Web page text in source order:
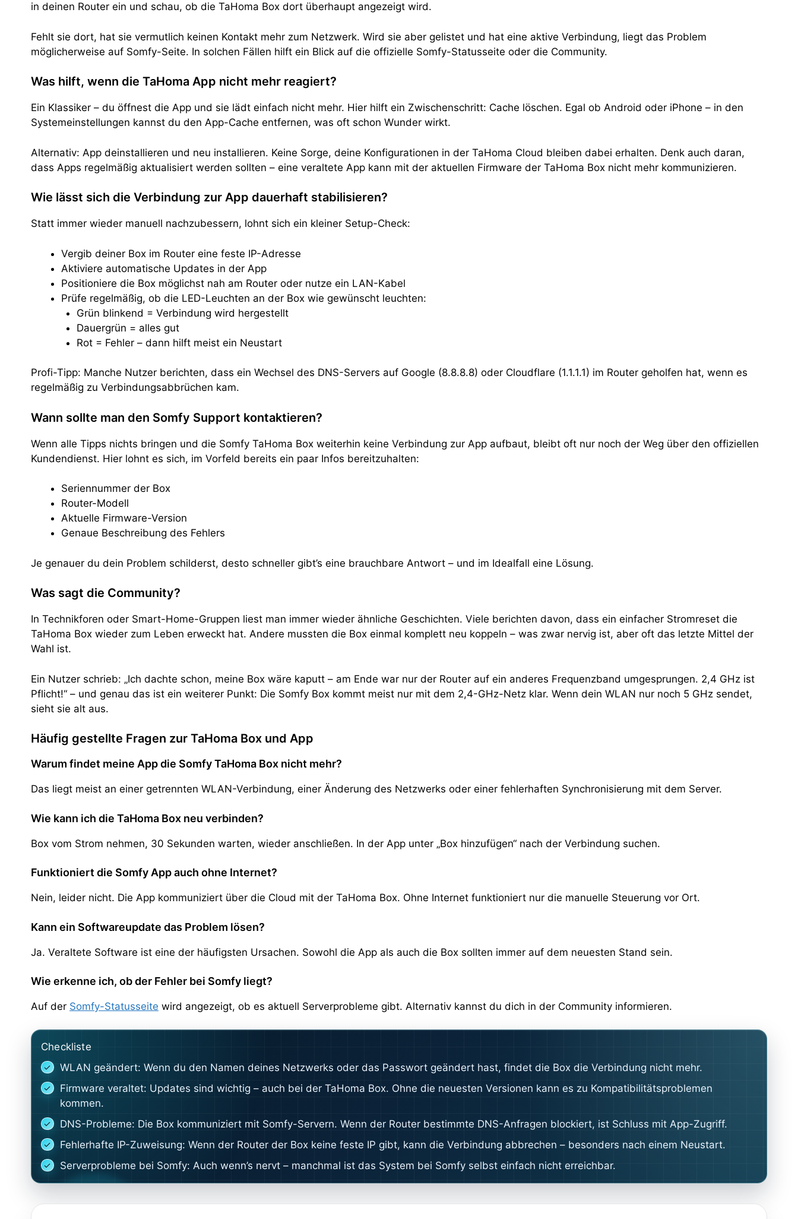
in deinen Router ein und schau, ob die TaHoma Box dort überhaupt angezeigt wird.
Fehlt sie dort, hat sie vermutlich keinen Kontakt mehr zum Netzwerk. Wird sie aber gelistet und hat eine aktive Verbindung, liegt das Problem
möglicherweise auf Somfy-Seite. In solchen Fällen hilft ein Blick auf die offizielle Somfy-Statusseite oder die Community.
Was hilft, wenn die TaHoma App nicht mehr reagiert?
Ein Klassiker – du öffnest die App und sie lädt einfach nicht mehr. Hier hilft ein Zwischenschritt: Cache löschen. Egal ob Android oder iPhone – in den
Systemeinstellungen kannst du den App-Cache entfernen, was oft schon Wunder wirkt.
Alternativ: App deinstallieren und neu installieren. Keine Sorge, deine Konfigurationen in der TaHoma Cloud bleiben dabei erhalten. Denk auch daran,
dass Apps regelmäßig aktualisiert werden sollten – eine veraltete App kann mit der aktuellen Firmware der TaHoma Box nicht mehr kommunizieren.
Wie lässt sich die Verbindung zur App dauerhaft stabilisieren?
Statt immer wieder manuell nachzubessern, lohnt sich ein kleiner Setup-Check:
Vergib deiner Box im Router eine feste IP-Adresse
Aktiviere automatische Updates in der App
Positioniere die Box möglichst nah am Router oder nutze ein LAN-Kabel
Prüfe regelmäßig, ob die LED-Leuchten an der Box wie gewünscht leuchten:
Grün blinkend = Verbindung wird hergestellt
Dauergrün = alles gut
Rot = Fehler – dann hilft meist ein Neustart
Profi-Tipp: Manche Nutzer berichten, dass ein Wechsel des DNS-Servers auf Google (8.8.8.8) oder Cloudflare (1.1.1.1) im Router geholfen hat, wenn es
regelmäßig zu Verbindungsabbrüchen kam.
Wann sollte man den Somfy Support kontaktieren?
Wenn alle Tipps nichts bringen und die Somfy TaHoma Box weiterhin keine Verbindung zur App aufbaut, bleibt oft nur noch der Weg über den offiziellen
Kundendienst. Hier lohnt es sich, im Vorfeld bereits ein paar Infos bereitzuhalten:
Seriennummer der Box
Router-Modell
Aktuelle Firmware-Version
Genaue Beschreibung des Fehlers
Je genauer du dein Problem schilderst, desto schneller gibt’s eine brauchbare Antwort – und im Idealfall eine Lösung.
Was sagt die Community?
In Technikforen oder Smart-Home-Gruppen liest man immer wieder ähnliche Geschichten. Viele berichten davon, dass ein einfacher Stromreset die
TaHoma Box wieder zum Leben erweckt hat. Andere mussten die Box einmal komplett neu koppeln – was zwar nervig ist, aber oft das letzte Mittel der
Wahl ist.
Ein Nutzer schrieb: „Ich dachte schon, meine Box wäre kaputt – am Ende war nur der Router auf ein anderes Frequenzband umgesprungen. 2,4 GHz ist
Pflicht!“ – und genau das ist ein weiterer Punkt: Die Somfy Box kommt meist nur mit dem 2,4-GHz-Netz klar. Wenn dein WLAN nur noch 5 GHz sendet,
sieht sie alt aus.
Häufig gestellte Fragen zur TaHoma Box und App
Warum findet meine App die Somfy TaHoma Box nicht mehr?
Das liegt meist an einer getrennten WLAN-Verbindung, einer Änderung des Netzwerks oder einer fehlerhaften Synchronisierung mit dem Server.
Wie kann ich die TaHoma Box neu verbinden?
Box vom Strom nehmen, 30 Sekunden warten, wieder anschließen. In der App unter „Box hinzufügen“ nach der Verbindung suchen.
Funktioniert die Somfy App auch ohne Internet?
Nein, leider nicht. Die App kommuniziert über die Cloud mit der TaHoma Box. Ohne Internet funktioniert nur die manuelle Steuerung vor Ort.
Kann ein Softwareupdate das Problem lösen?
Ja. Veraltete Software ist eine der häufigsten Ursachen. Sowohl die App als auch die Box sollten immer auf dem neuesten Stand sein.
Wie erkenne ich, ob der Fehler bei Somfy liegt?
Auf der Somfy-Statusseite wird angezeigt, ob es aktuell Serverprobleme gibt. Alternativ kannst du dich in der Community informieren.
Checkliste
WLAN geändert: Wenn du den Namen deines Netzwerks oder das Passwort geändert hast, findet die Box die Verbindung nicht mehr.
Firmware veraltet: Updates sind wichtig – auch bei der TaHoma Box. Ohne die neuesten Versionen kann es zu Kompatibilitätsproblemen
kommen.
DNS-Probleme: Die Box kommuniziert mit Somfy-Servern. Wenn der Router bestimmte DNS-Anfragen blockiert, ist Schluss mit App-Zugriff.
Fehlerhafte IP-Zuweisung: Wenn der Router der Box keine feste IP gibt, kann die Verbindung abbrechen – besonders nach einem Neustart.
Serverprobleme bei Somfy: Auch wenn’s nervt – manchmal ist das System bei Somfy selbst einfach nicht erreichbar.